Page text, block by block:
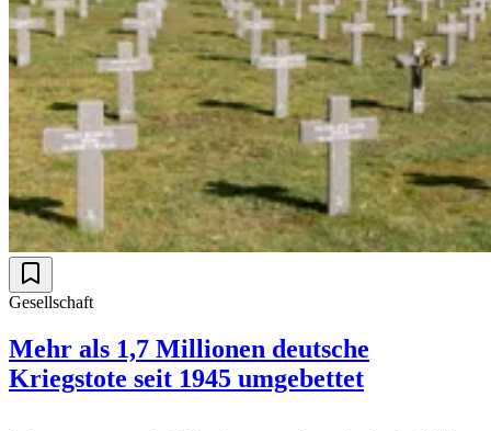
Gesellschaft
Mehr als 1,7 Millionen deutsche
Kriegstote seit 1945 umgebettet